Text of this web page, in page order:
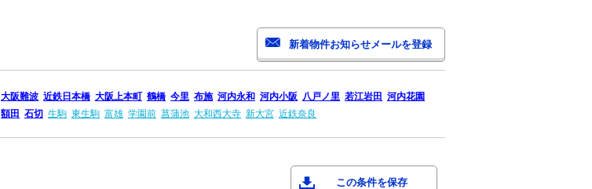
大阪難波 近鉄日本橋 大阪上本町 鶴橋 今里 布施 河内永和 河内小阪 八戸ノ里 若江岩田 河内花園
額田 石切 生駒 東生駒 富雄 学園前 菖蒲池 大和西大寺 新大宮 近鉄奈良
この条件を保存